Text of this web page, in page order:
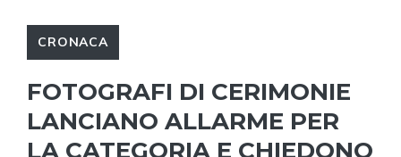
CRONACA
FOTOGRAFI DI CERIMONIE
LANCIANO ALLARME PER
LA CATEGORIA E CHIEDONO